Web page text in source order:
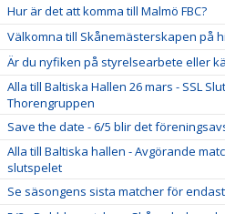
Hur är det att komma till Malmö FBC?
Välkomna till Skånemästerskapen på
Är du nyfiken på styrelsearbete eller
Alla till Baltiska Hallen 26 mars - SSL
Thorengruppen
Save the date - 6/5 blir det
Alla till Baltiska hallen - Avgörande
slutspelet
Se säsongens sista matcher för endast